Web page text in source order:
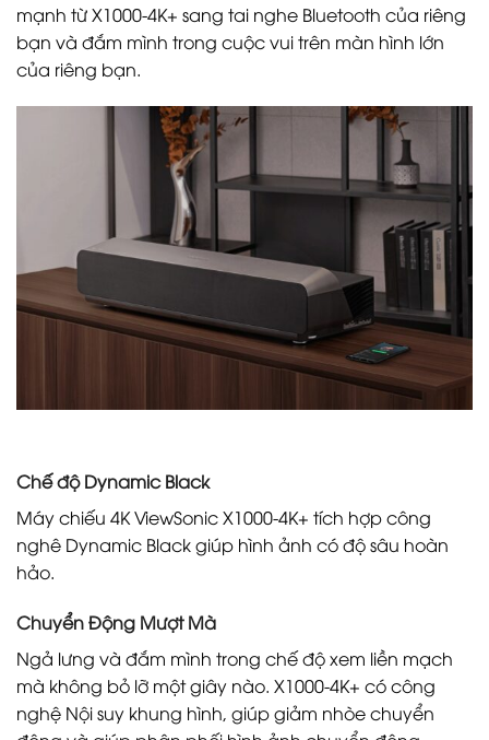
mạnh từ X1000-4K+ sang tai nghe Bluetooth của riêng
bạn và đắm mình trong cuộc vui trên màn hình lớn
của riêng bạn.
Chế độ Dynamic Black
Máy chiếu 4K ViewSonic X1000-4K+ tích hợp công
nghê Dynamic Black giúp hình ảnh có độ sâu hoàn
hảo.
Chuyển Động Mượt Mà
Ngả lưng và đắm mình trong chế độ xem liền mạch
mà không bỏ lỡ một giây nào. X1000-4K+ có công
nghệ Nội suy khung hình, giúp giảm nhòe chuyển